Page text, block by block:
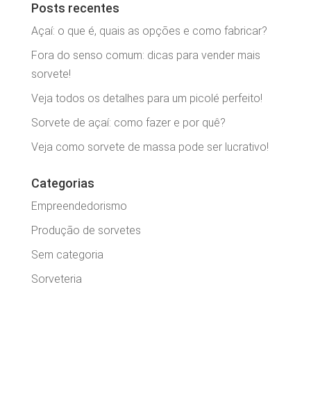
Posts recentes
Açaí: o que é, quais as opções e como fabricar?
Fora do senso comum: dicas para vender mais
sorvete!
Veja todos os detalhes para um picolé perfeito!
Sorvete de açaí: como fazer e por quê?
Veja como sorvete de massa pode ser lucrativo!
Categorias
Empreendedorismo
Produção de sorvetes
Sem categoria
Sorveteria